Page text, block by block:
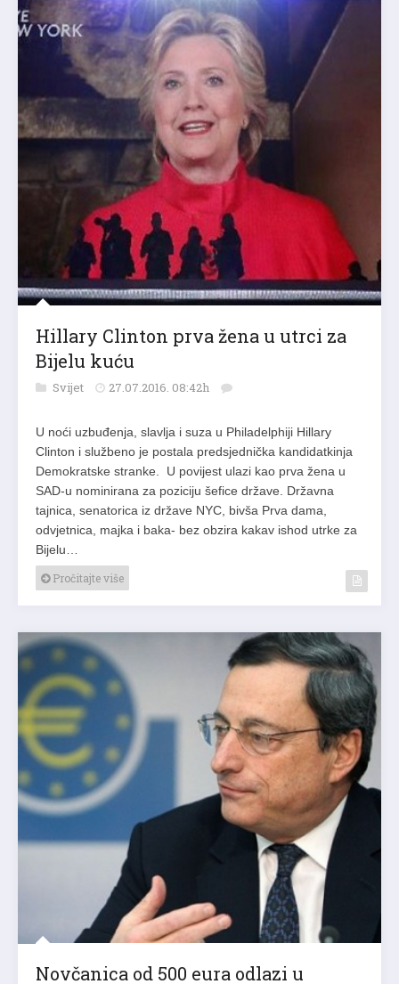
Hillary Clinton prva žena u utrci za
Bijelu kuću
Svijet 27.07.2016. 08:42h
U noći uzbuđenja, slavlja i suza u Philadelphiji Hillary
Clinton i službeno je postala predsjednička kandidatkinja
Demokratske stranke. U povijest ulazi kao prva žena u
SAD-u nominirana za poziciju šefice države. Državna
tajnica, senatorica iz države NYC, bivša Prva dama,
odvjetnica, majka i baka- bez obzira kakav ishod utrke za
Bijelu…
Pročitajte više
Novčanica od 500 eura odlazi u